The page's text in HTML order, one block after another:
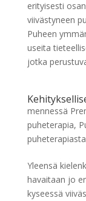
erityisesti
viivästyneen
Puheen
useita
jotka
mennessä
puheterapia,
puheterapiasta
Yleensä
havaitaan jo
kyseessä